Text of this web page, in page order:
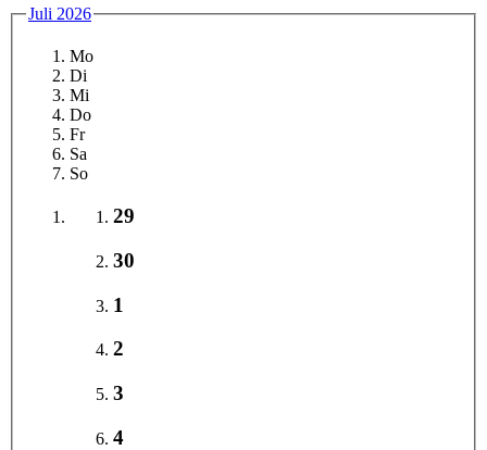
Juli 2026
Mo
Di
Mi
Do
Fr
Sa
So
29
30
1
2
3
4